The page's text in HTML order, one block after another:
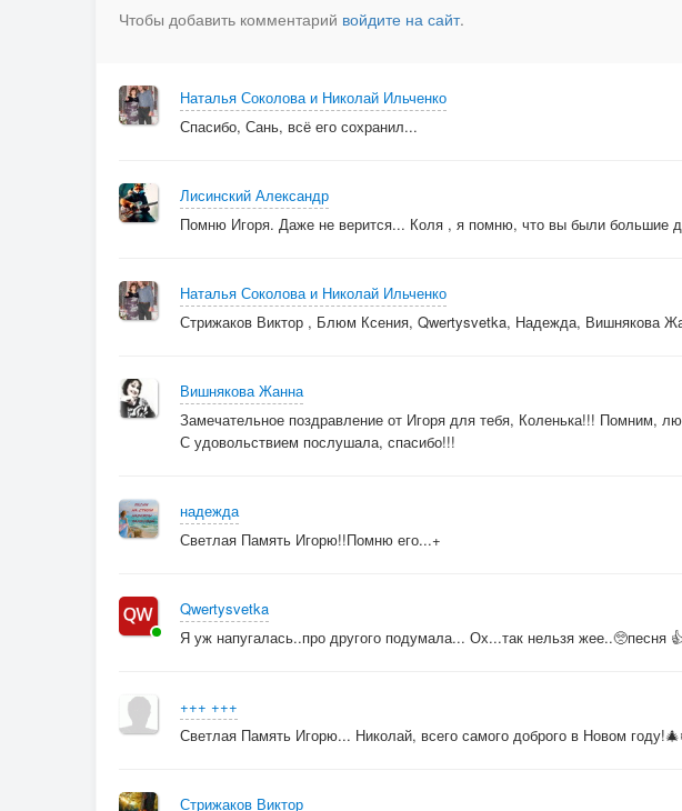
Чтобы добавить комментарий войдите на сайт.
Наталья Соколова и Николай Ильченко
Спасибо, Сань, всё его сохранил...
Лисинский Александр
Помню Игоря. Даже не верится... Коля , я помню, что вы были большие
Наталья Соколова и Николай Ильченко
Стрижаков Виктор , Блюм Ксения, Qwertysvetka, Надежда, Вишнякова
Вишнякова Жанна
Замечательное поздравление от Игоря для тебя, Коленька!!! Помним,
С удовольствием послушала, спасибо!!!
надежда
Светлая Память Игорю!!Помню его...+
Qwertysvetka
Я уж напугалась..про другого подумала... Ох...так нельзя жее..🥺песня
+++ +++
Светлая Память Игорю... Николай, всего самого доброго в Новом
Стрижаков Виктор